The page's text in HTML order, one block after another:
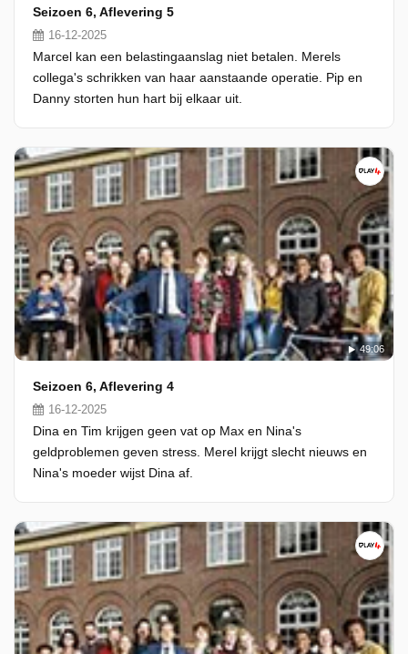
Seizoen 6, Aflevering 5
16-12-2025
Marcel kan een belastingaanslag niet betalen. Merels
collega's schrikken van haar aanstaande operatie. Pip en
Danny storten hun hart bij elkaar uit.
49:06
Seizoen 6, Aflevering 4
16-12-2025
Dina en Tim krijgen geen vat op Max en Nina's
geldproblemen geven stress. Merel krijgt slecht nieuws en
Nina's moeder wijst Dina af.